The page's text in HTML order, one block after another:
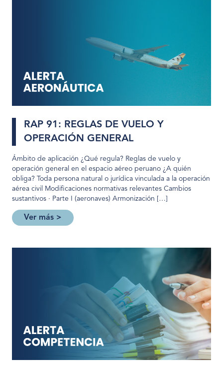
RAP 91: REGLAS DE VUELO Y
OPERACIÓN GENERAL
Ámbito de aplicación ¿Qué regula? Reglas de vuelo y
operación general en el espacio aéreo peruano ¿A quién
obliga? Toda persona natural o jurídica vinculada a la operación
aérea civil Modificaciones normativas relevantes Cambios
sustantivos · Parte I (aeronaves) Armonización […]
Ver más >